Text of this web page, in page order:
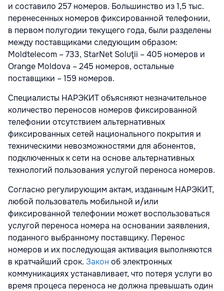
и составило 257 номеров. Большинство из 1,5 тыс.
перенесенных номеров фиксированной телефонии,
в первом полугодии текущего года, были разделены
между поставщиками следующим образом:
Moldtelecom – 733, StarNet Soluţii – 405 номеров и
Orange Moldova – 245 номеров, остальные
поставщики – 159 номеров.
Специалисты НАРЭКИТ объясняют незначительное
количество переносов номеров фиксированной
телефонии отсутствием альтернативных
фиксированных сетей национального покрытия и
техническими невозможностями для абонентов,
подключенных к сети на основе альтернативных
технологий пользования услугой переноса номеров.
Согласно регулирующим актам, изданным НАРЭКИТ,
любой пользователь мобильной и/или
фиксированной телефонии может воспользоваться
услугой переноса номера на основании заявления,
поданного выбранному поставщику. Перенос
номеров и их последующая активация выполняются
в кратчайший срок. Закон об электронных
коммуникациях устанавливает, что потеря услуги во
время процеса переноса не должна превышать один